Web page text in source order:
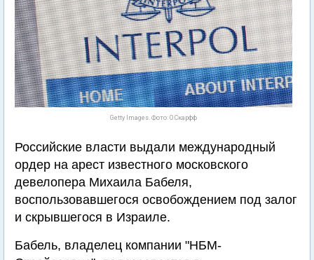
Getty Images. Фото: О.Скарфф
Российские власти выдали международный
ордер на арест известного московского
девелопера Михаила Бабеля,
воспользовавшегося освобождением под залог
и скрывшегося в Израиле.
Бабель, владелец компании "НБМ-